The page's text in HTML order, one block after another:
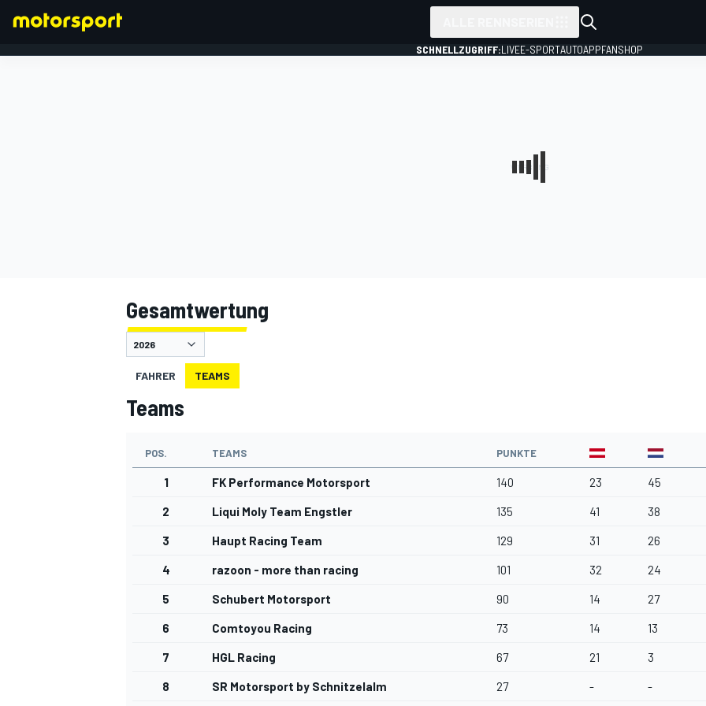
MOTOGP
SCHNELLZUGRIFF:LIVEE-SPORTAUTOAPPFANSHOP
Gesamtwertung
FAHRER TEAMS
Teams
POS. TEAMS PUNKTE
1 FK Performance Motorsport 140 23 45
2 Liqui Moly Team Engstler 135 41 38
3 Haupt Racing Team 129 31 26
4 razoon - more than racing 101 32 24
5 Schubert Motorsport 90 14 27
6 Comtoyou Racing 73 14 13
7 HGL Racing 67 21 3
8 SR Motorsport by Schnitzelalm 27 - -